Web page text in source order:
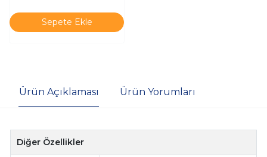
Sepete Ekle
Ürün Açıklaması Ürün Yorumları
Diğer Özellikler